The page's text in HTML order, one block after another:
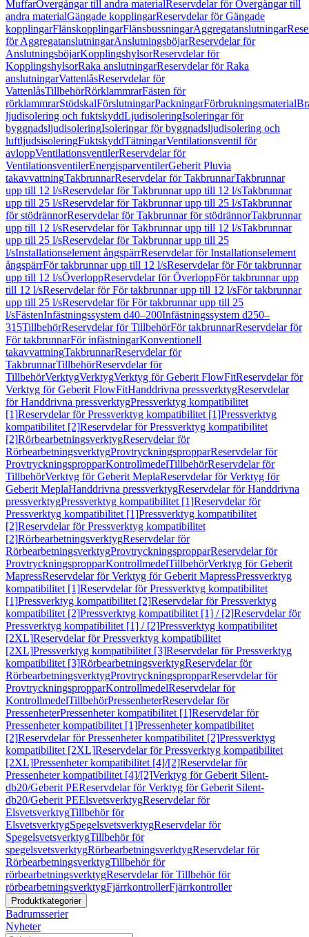
MuffarÖvergångar till andra materialReservdelar för Övergångar till
andra materialGängade kopplingarReservdelar för Gängade
kopplingarFlänskopplingarFlänsbussningarAggregatanslutningar
för AggregatanslutningarAnslutningsböjarReservdelar för
AnslutningsböjarKopplingshylsorReservdelar för
KopplingshylsorRaka anslutningarReservdelar för Raka
anslutningarVattenlåsReservdelar för
VattenlåsTillbehörRörklammrarFästen för
rörklammrarStödskalFörslutningarPackningarFörbrukningsmaterial
ljudisolering och fuktskyddLjudisoleringIsoleringar för
byggnadsljudisoleringIsoleringar för byggnadsljudisolering och
luftljudsisoleringFuktskyddTätningarVentilationsventil för
avloppVentilationsventilerReservdelar för
VentilationsventilerEnergisparventilerGeberit Pluvia
takavvattningTakbrunnarReservdelar för TakbrunnarTakbrunnar
upp till 12 l/sReservdelar för Takbrunnar upp till 12 l/sTakbrunnar
upp till 25 l/sReservdelar för Takbrunnar upp till 25 l/sTakbrunnar
för stödrännorReservdelar för Takbrunnar för stödrännorTakbrunnar
upp till 12 l/sReservdelar för Takbrunnar upp till 12 l/sTakbrunnar
upp till 25 l/sReservdelar för Takbrunnar upp till 25
l/sInstallationselement ångspärrReservdelar för Installationselement
ångspärrFör takbrunnar upp till 12 l/sReservdelar för För takbrunnar
upp till 12 l/sÖverloppReservdelar för ÖverloppFör takbrunnar upp
till 12 l/sReservdelar för För takbrunnar upp till 12 l/sFör takbrunnar
upp till 25 l/sReservdelar för För takbrunnar upp till 25
l/sFästenInfästningssystem d40–200Infästningssystem d250–
315TillbehörReservdelar för TillbehörFör takbrunnarReservdelar för
För takbrunnarFör infästningarKonventionell
takavvattningTakbrunnarReservdelar för
TakbrunnarTillbehörReservdelar för
TillbehörVerktygVerktygVerktyg för Geberit FlowFitReservdelar för
Verktyg för Geberit FlowFitHanddrivna pressverktygReservdelar
för Handdrivna pressverktygPressverktyg kompatibilitet
[1]Reservdelar för Pressverktyg kompatibilitet [1]Pressverktyg
kompatibilitet [2]Reservdelar för Pressverktyg kompatibilitet
[2]RörbearbetningsverktygReservdelar för
RörbearbetningsverktygProvtryckningspropparReservdelar för
ProvtryckningspropparKontrollmedelTillbehörReservdelar för
TillbehörVerktyg för Geberit MeplaReservdelar för Verktyg för
Geberit MeplaHanddrivna pressverktygReservdelar för Handdrivna
pressverktygPressverktyg kompatibilitet [1]Reservdelar för
Pressverktyg kompatibilitet [1]Pressverktyg kompatibilitet
[2]Reservdelar för Pressverktyg kompatibilitet
[2]RörbearbetningsverktygReservdelar för
RörbearbetningsverktygProvtryckningspropparReservdelar för
ProvtryckningspropparKontrollmedelTillbehörVerktyg för Geberit
MapressReservdelar för Verktyg för Geberit MapressPressverktyg
kompatibilitet [1]Reservdelar för Pressverktyg kompatibilitet
[1]Pressverktyg kompatibilitet [2]Reservdelar för Pressverktyg
kompatibilitet [2]Pressverktyg kompatibilitet [1] / [2]Reservdelar för
Pressverktyg kompatibilitet [1] / [2]Pressverktyg kompatibilitet
[2XL]Reservdelar för Pressverktyg kompatibilitet
[2XL]Pressverktyg kompatibilitet [3]Reservdelar för Pressverktyg
kompatibilitet [3]RörbearbetningsverktygReservdelar för
RörbearbetningsverktygProvtryckningspropparReservdelar för
ProvtryckningspropparKontrollmedelReservdelar för
KontrollmedelTillbehörPressenheterReservdelar för
PressenheterPressenheter kompatibilitet [1]Reservdelar för
Pressenheter kompatibilitet [1]Pressenheter kompatibilitet
[2]Reservdelar för Pressenheter kompatibilitet [2]Pressverktyg
kompatibilitet [2XL]Reservdelar för Pressverktyg kompatibilitet
[2XL]Pressenheter kompatibilitet [4]/[2]Reservdelar för
Pressenheter kompatibilitet [4]/[2]Verktyg för Geberit Silent-
db20/Geberit PEReservdelar för Verktyg för Geberit Silent-
db20/Geberit PEElsvetsverktygReservdelar för
ElsvetsverktygTillbehör för
ElsvetsverktygSpegelsvetsverktygReservdelar för
SpegelsvetsverktygTillbehör för
spegelsvetsverktygRörbearbetningsverktygReservdelar för
RörbearbetningsverktygTillbehör för
rörbearbetningsverktygReservdelar för Tillbehör för
rörbearbetningsverktygFjärrkontrollerFjärrkontroller
Produktkategorier
Badrumsserier
Nyheter